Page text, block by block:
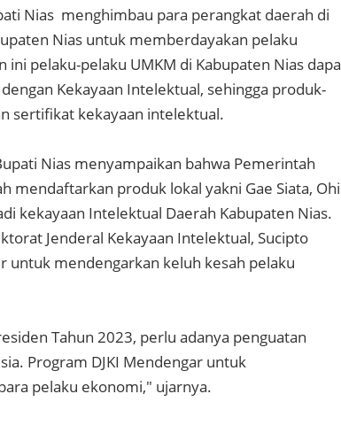
Nias menghimbau para perangkat daerah di
Nias untuk memberdayakan pelaku
ini pelaku-pelaku UMKM di Kabupaten Nias
Kekayaan Intelektual, sehingga produk-
sertifikat kekayaan intelektual.
Nias menyampaikan bahwa Pemerintah
mendaftarkan produk lokal yakni Gae Siata, Ohi
kekayaan Intelektual Daerah Kabupaten Nias.
Jenderal Kekayaan Intelektual, Sucipto
untuk mendengarkan keluh kesah pelaku
Tahun 2023, perlu adanya penguatan
Program DJKI Mendengar untuk
pelaku ekonomi," ujarnya.